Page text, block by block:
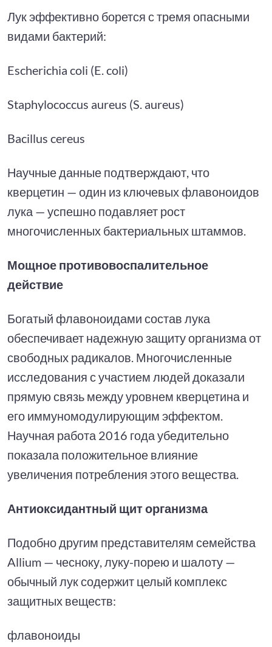
Лук эффективно борется с тремя опасными
видами бактерий:
Escherichia coli (E. coli)
Staphylococcus aureus (S. aureus)
Bacillus cereus
Научные данные подтверждают, что
кверцетин — один из ключевых флавоноидов
лука — успешно подавляет рост
многочисленных бактериальных штаммов.
Мощное противовоспалительное
действие
Богатый флавоноидами состав лука
обеспечивает надежную защиту организма от
свободных радикалов. Многочисленные
исследования с участием людей доказали
прямую связь между уровнем кверцетина и
его иммуномодулирующим эффектом.
Научная работа 2016 года убедительно
показала положительное влияние
увеличения потребления этого вещества.
Антиоксидантный щит организма
Подобно другим представителям семейства
Allium — чесноку, луку-порею и шалоту —
обычный лук содержит целый комплекс
защитных веществ:
флавоноиды